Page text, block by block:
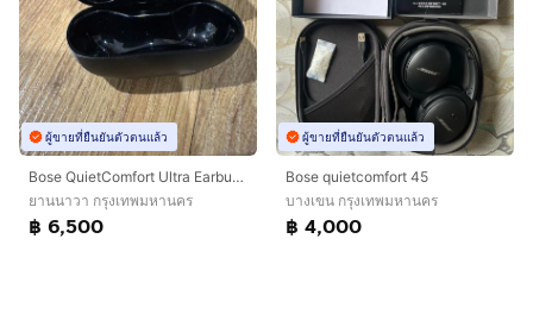
ผู้ขายที่ยืนยันตัวตนแล้ว
Bose QuietComfort Ultra Earbuds 2nd Gen
ยานนาวา กรุงเทพมหานคร
฿ 6,500
ผู้ขายที่ยืนยันตัวตนแล้ว
Bose quietcomfort 45
บางเขน กรุงเทพมหานคร
฿ 4,000